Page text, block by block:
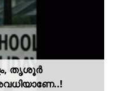
തൃശൂർ